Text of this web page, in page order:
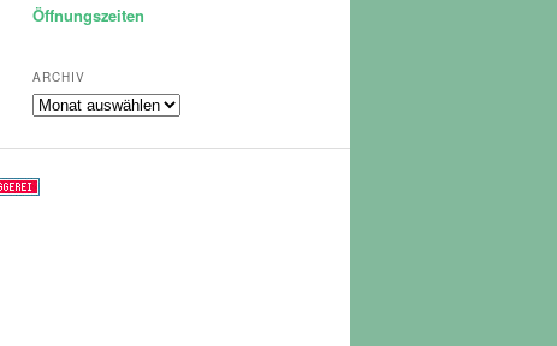
Öffnungszeiten
ARCHIV
Archiv